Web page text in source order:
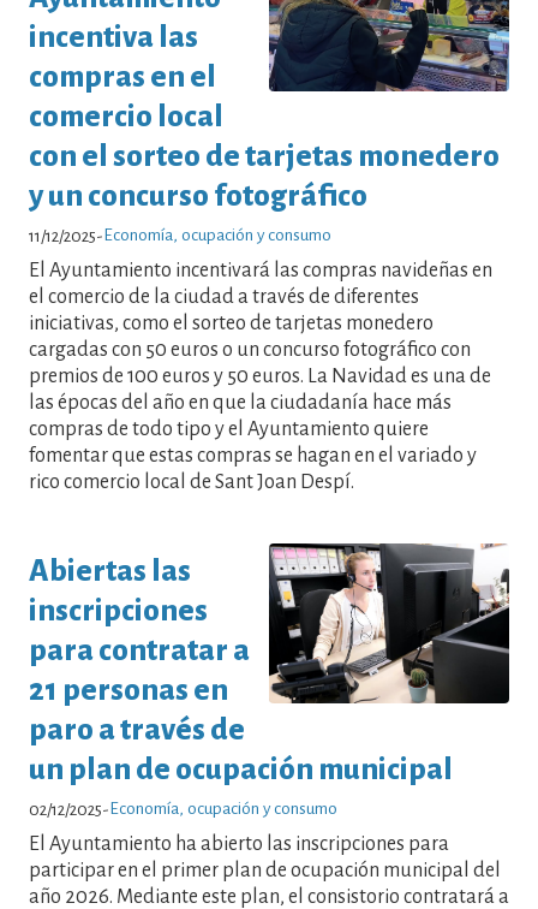
incentiva las
compras en el
comercio local
con el sorteo de tarjetas monedero
y un concurso fotográfico
11/12/2025- Economía, ocupación y consumo
El Ayuntamiento incentivará las compras navideñas en
el comercio de la ciudad a través de diferentes
iniciativas, como el sorteo de tarjetas monedero
cargadas con 50 euros o un concurso fotográfico con
premios de 100 euros y 50 euros. La Navidad es una de
las épocas del año en que la ciudadanía hace más
compras de todo tipo y el Ayuntamiento quiere
fomentar que estas compras se hagan en el variado y
rico comercio local de Sant Joan Despí.
Abiertas las
inscripciones
para contratar a
21 personas en
paro a través de
un plan de ocupación municipal
02/12/2025-Economía, ocupación y consumo
El Ayuntamiento ha abierto las inscripciones para
participar en el primer plan de ocupación municipal del
año 2026. Mediante este plan, el consistorio contratará a